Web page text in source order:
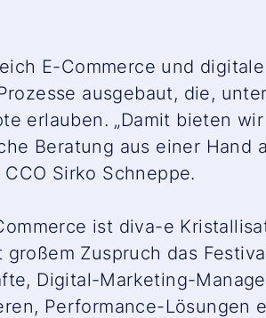
E-Commerce und
ausgebaut, die,
erlauben. „Damit bieten
Beratung aus einer Hand
Sirko Schneppe.
ist diva-e
Zuspruch das
Digital-Marketing-
Performance-Lösungen